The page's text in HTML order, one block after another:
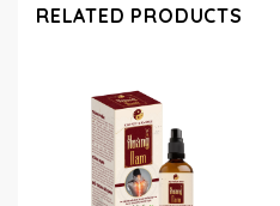
RELATED PRODUCTS